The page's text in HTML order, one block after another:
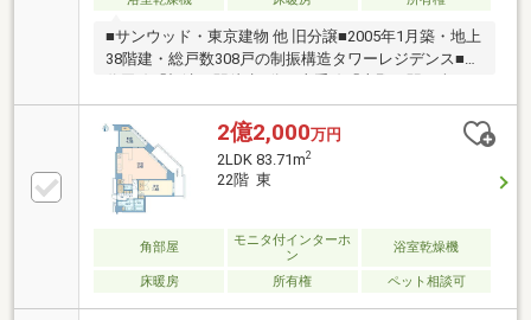
■サンウッド・東京建物 他 旧分譲■2005年1月築・地上
38階建・総戸数308戸の制振構造タワーレジデンス■千
複数路線利用可◎24時間有人管理(夜間警備員対応)の
ため防犯面も安心です◎最上階にはスカイビューラウ
ンジがあり、周辺の豊かな緑が望めます◎フロントサ
ービスやゲストルームなど共用施設充実◎各フロアに
ゴミ置き場有【リノベーション内容】キッチン交換/浴
室交換/洗面交換/トイレ交換/水まわり床張替/フロー
リング新規張替/建具交換/照明交換/給湯器(追い炊き機
能交換)下足入/全クロス貼替/アクセントクロス/ハウ
スクリーニング
2億2,000万円
2LDK 83.71m2
22階 東
角部屋
モニタ付インターホ
ン
浴室乾燥機
床暖房 所有権 ペット相談可